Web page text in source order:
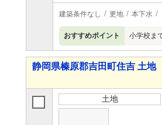
建築条件なし 更地 本下水
おすすめポイント 小学校ま
静岡県榛原郡吉田町住吉 土地
土地